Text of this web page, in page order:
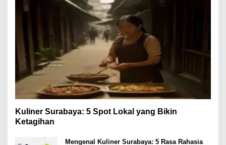
Kuliner Surabaya: 5 Spot Lokal yang Bikin
Ketagihan
Mengenal Kuliner Surabaya: 5 Rasa Rahasia